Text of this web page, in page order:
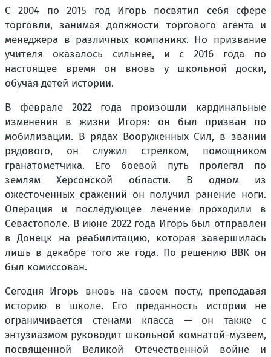
С 2004 по 2015 год Игорь посвятил себя сфере
торговли, занимая должности торгового агента и
менеджера в различных компаниях. Но призвание
учителя оказалось сильнее, и с 2016 года по
настоящее время он вновь у школьной доски,
обучая детей истории.
В феврале 2022 года произошли кардинальные
изменения в жизни Игоря: он был призван по
мобилизации. В рядах Вооруженных Сил, в звании
рядового, он служил стрелком, помощником
гранатометчика. Его боевой путь пролегал по
землям Херсонской области. В одном из
ожесточенных сражений он получил ранение ноги.
Операция и последующее лечение проходили в
Севастополе. В июне 2022 года Игорь был отправлен
в Донецк на реабилитацию, которая завершилась
лишь в декабре того же года. По решению ВВК он
был комиссован.
Сегодня Игорь вновь на своем посту, преподавая
историю в школе. Его преданность истории не
ограничивается стенами класса — он также с
энтузиазмом руководит школьной комнатой-музеем,
посвященной Великой Отечественной войне и